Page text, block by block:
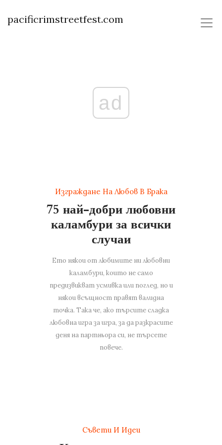
pacificrimstreetfest.com
ad
Изграждане На Любов В Брака
75 най-добри любовни
каламбури за всички
случаи
Ето някои от любимите ни любовни
каламбури, които не само
предизвикват усмивка или поглед, но и
някои всъщност правят валидна
точка. Така че, ако търсите сладка
любовна игра за игра, за да разкрасите
деня на партньора си, не търсете
повече.
Съвети И Идеи